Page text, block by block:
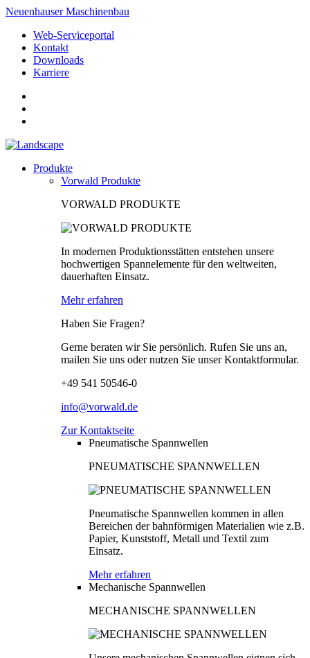
Neuenhauser Maschinenbau
Web-Serviceportal
Kontakt
Downloads
Karriere
Produkte
Vorwald Produkte
VORWALD PRODUKTE
In modernen Produktionsstätten entstehen unsere
hochwertigen Spannelemente für den weltweiten,
dauerhaften Einsatz.
Mehr erfahren
Haben Sie Fragen?
Gerne beraten wir Sie persönlich. Rufen Sie uns an,
mailen Sie uns oder nutzen Sie unser Kontaktformular.
+49 541 50546-0
info@vorwald.de
Zur Kontaktseite
Pneumatische Spannwellen
PNEUMATISCHE SPANNWELLEN
Pneumatische Spannwellen kommen in allen
Bereichen der bahnförmigen Materialien wie z.B.
Papier, Kunststoff, Metall und Textil zum
Einsatz.
Mehr erfahren
Mechanische Spannwellen
MECHANISCHE SPANNWELLEN